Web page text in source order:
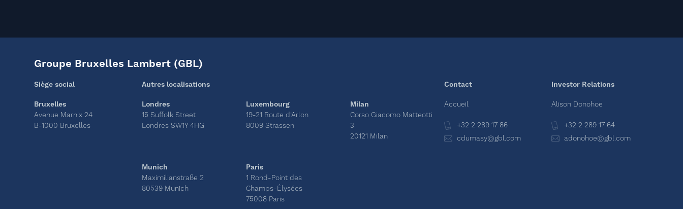
Groupe Bruxelles Lambert (GBL)
Siège social
Bruxelles
Avenue Marnix 24
B-1000 Bruxelles
Autres localisations
Londres
15 Suffolk Street
Londres SW1Y 4HG
Luxembourg
19-21 Route d’Arlon
8009 Strassen
Milan
Corso Giacomo Matteotti
3
20121 Milan
Munich
Maximilianstraße 2
80539 Munich
Paris
1 Rond-Point des
Champs-Élysées
75008 Paris
Contact
Accueil
+32 2 289 17 86
cdumasy@gbl.com
Investor Relations
Alison Donohoe
+32 2 289 17 64
adonohoe@gbl.com